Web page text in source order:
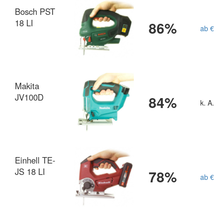
Bosch PST
18 LI
86% ab €
Makita
JV100D
84% k. A.
Einhell TE-
JS 18 LI
78% ab €